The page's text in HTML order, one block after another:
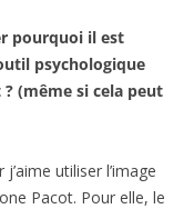
pourquoi il est
psychologique
(même si cela peut
utiliser l’image
Pacot. Pour elle, le